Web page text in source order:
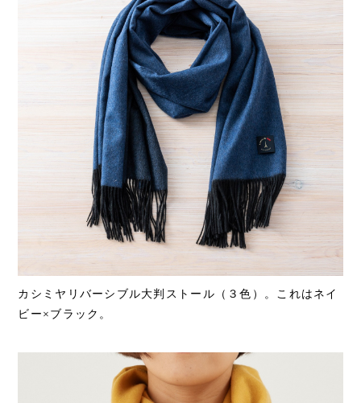
カシミヤリバーシブル大判ストール（３色）。これはネイ
ビー×ブラック。